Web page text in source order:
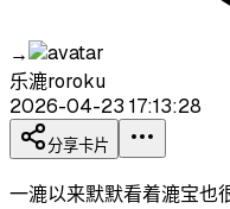
→
乐漉roroku
2026-04-23 17:13:28
分享卡片
一漉以来默默看着漉宝也